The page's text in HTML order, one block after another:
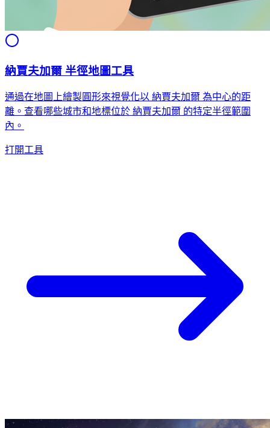
納賈夫加爾 半徑地圖工具
通過在地圖上繪製圓形來視覺化以 納賈夫加爾 為中心的距
離。查看哪些城市和地標位於 納賈夫加爾 的特定半徑範圍
內。
打開工具